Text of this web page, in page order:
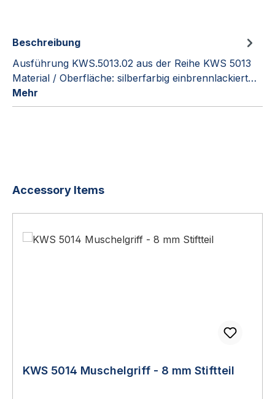
Beschreibung
Ausführung KWS.5013.02 aus der Reihe KWS 5013
Material / Oberfläche: silberfarbig einbrennlackiert…
Mehr
Produktgalerie überspringen
Accessory Items
KWS 5014 Muschelgriff - 8 mm Stiftteil